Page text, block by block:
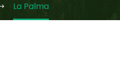
La Palma